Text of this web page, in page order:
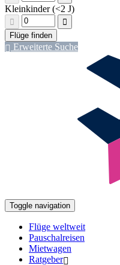
Kleinkinder (<2 J)
Erweiterte Suche
Toggle navigation
Flüge weltweit
Pauschalreisen
Mietwagen
Ratgeber